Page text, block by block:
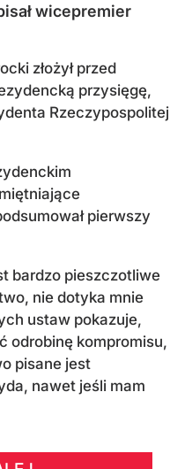
wicepremier
złożył przed
przysięgę,
Rzeczypospolitej
pierwszy
bardzo pieszczotliwe
nie dotyka mnie
ustaw pokazuje,
odrobinę kompromisu,
pisane jest
nawet jeśli mam